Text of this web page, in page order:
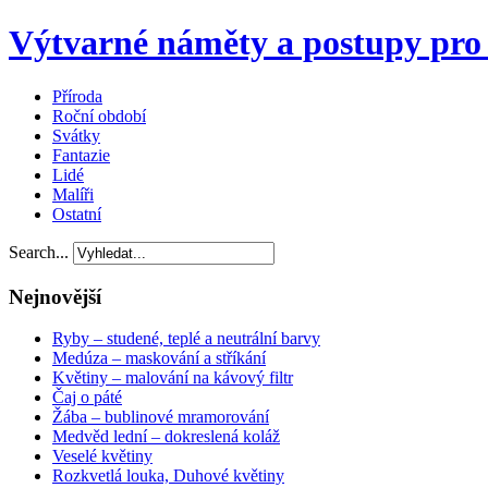
Výtvarné náměty a postupy
Příroda
Roční období
Svátky
Fantazie
Lidé
Malíři
Ostatní
Search...
Nejnovější
Ryby – studené, teplé a neutrální barvy
Medúza – maskování a stříkání
Květiny – malování na kávový filtr
Čaj o páté
Žába – bublinové mramorování
Medvěd lední – dokreslená koláž
Veselé květiny
Rozkvetlá louka, Duhové květiny